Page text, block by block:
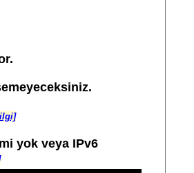
yok veya IPv6